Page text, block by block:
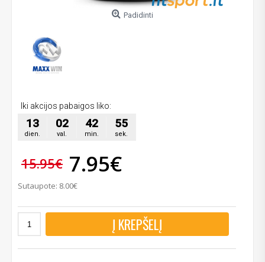
Padidinti
Iki akcijos pabaigos liko:
13
dien.
02
val.
42
min.
54
sek.
15.95€ 7.95€
Sutaupote: 8.00€
Į KREPŠELĮ